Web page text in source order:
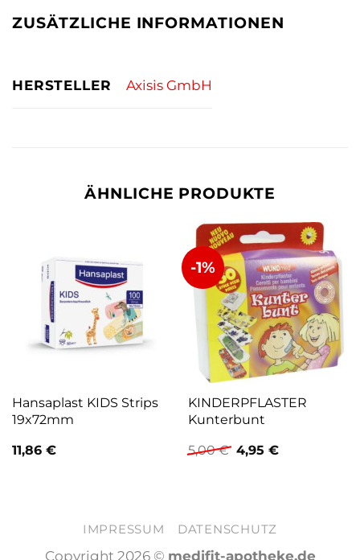
ZUSÄTZLICHE INFORMATIONEN
HERSTELLER Axisis GmbH
ÄHNLICHE PRODUKTE
Hansaplast KIDS Strips
19x72mm
11,86 €
-1%
KINDERPFLASTER
Kunterbunt
5,00€ Ursprünglicher
Preis
4,95 €Aktueller
IMPRESSUM DATENSCHUTZ
Copyright 2026 © medifit-apotheke.de